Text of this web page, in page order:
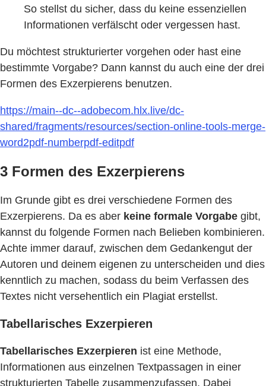
So stellst du sicher, dass du keine essenziellen
Informationen verfälscht oder vergessen hast.
Du möchtest strukturierter vorgehen oder hast eine
bestimmte Vorgabe? Dann kannst du auch eine der drei
Formen des Exzerpierens benutzen.
https://main--dc--adobecom.hlx.live/dc-
shared/fragments/resources/section-online-tools-merge-
word2pdf-numberpdf-editpdf
3 Formen des Exzerpierens
Im Grunde gibt es drei verschiedene Formen des
Exzerpierens. Da es aber keine formale Vorgabe gibt,
kannst du folgende Formen nach Belieben kombinieren.
Achte immer darauf, zwischen dem Gedankengut der
Autoren und deinem eigenen zu unterscheiden und dies
kenntlich zu machen, sodass du beim Verfassen des
Textes nicht versehentlich ein Plagiat erstellst.
Tabellarisches Exzerpieren
Tabellarisches Exzerpieren ist eine Methode,
Informationen aus einzelnen Textpassagen in einer
strukturierten Tabelle zusammenzufassen. Dabei